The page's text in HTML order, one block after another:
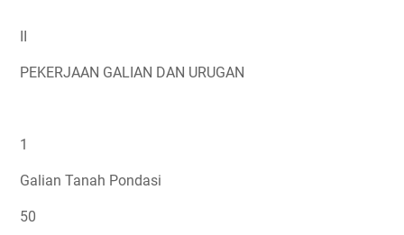
PEKERJAAN GALIAN DAN URUGAN
1
Galian Tanah Pondasi
50